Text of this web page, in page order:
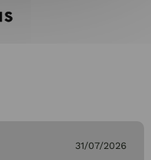
31/07/2026